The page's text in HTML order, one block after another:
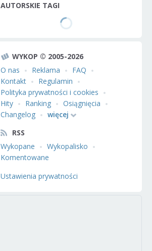
AUTORSKIE TAGI
WYKOP © 2005-2026
O nas
Reklama
FAQ
Kontakt
Regulamin
Polityka prywatności i cookies
Hity
Ranking
Osiągnięcia
Changelog
więcej
RSS
Wykopane
Wykopalisko
Komentowane
Ustawienia prywatności